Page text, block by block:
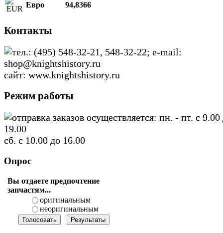
Евро 94,8366
Контакты
тел.: (495) 548-32-21, 548-32-22; e-mail:
shop@knightshistory.ru
сайт: www.knightshistory.ru
Режим работы
отправка заказов осуществляется: пн. - пт. с 9.00
19.00
сб. с 10.00 до 16.00
Опрос
Вы отдаете предпочтение
запчастям...
оригинальным
неоригинальным